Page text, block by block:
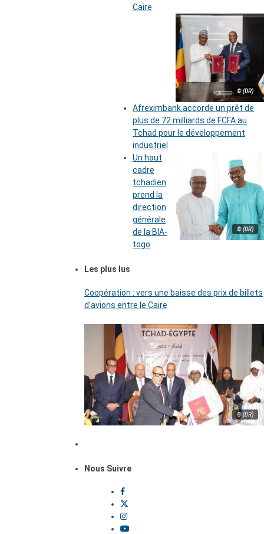
Caire
© (DR)
Afreximbank accorde un prêt de
plus de 72 milliards de FCFA au
Tchad pour le développement
industriel
© (DR)
Un haut
cadre
tchadien
prend la
direction
générale
de la BIA-
togo
Les plus lus
Coopération : vers une baisse des prix de billets
d’avions entre le Caire
© (DR)
Nous Suivre